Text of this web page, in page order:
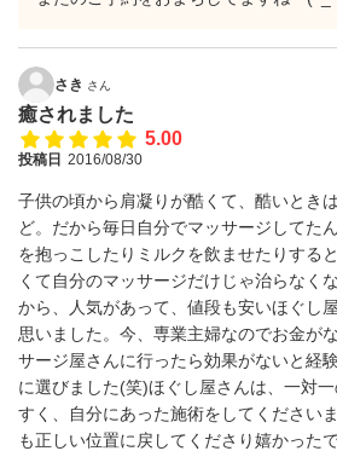
さき さん
癒されました
5.00
投稿日 2016/08/30
子供の頃から肩凝りが酷くて、酷いとき
ど。だから毎日自分でマッサージしてた
を抱っこしたりミルクを飲ませたりする
くて自分のマッサージだけじゃ治らなく
から、人気があって、値段も安いほぐし
思いました。今、専業主婦なのでお金が
サージ屋さんに行ったら効果がないと経
に選びました(笑)ほぐし屋さんは、一対
すく、自分にあった施術をしてください
も正しい位置に戻してくださり嬉かった